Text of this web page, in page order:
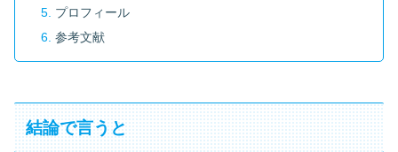
プロフィール
参考文献
結論で言うと